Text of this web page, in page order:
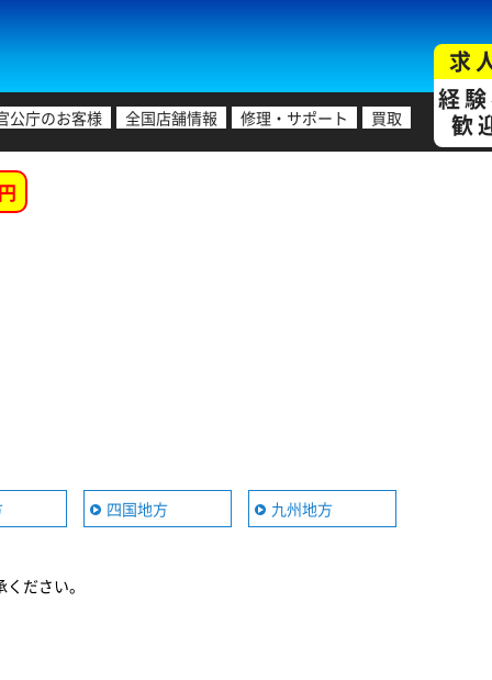
公庁のお客様 全国店舗情報 修理・サポート 買取
求
経
歓
四国地方 九州地方
ださい。